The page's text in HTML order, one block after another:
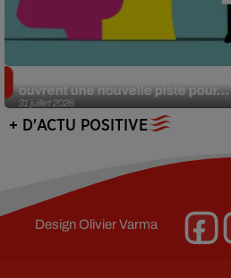
31 juillet 2026
ouvrent une nouvelle piste pour...
+ D'ACTU POSITIVE
DesignOlivier Varma